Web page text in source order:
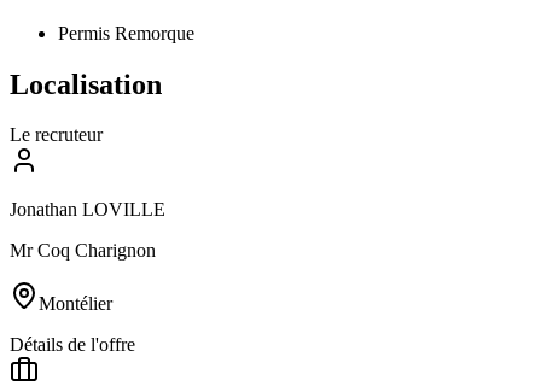
Permis Remorque
Localisation
Le recruteur
Jonathan LOVILLE
Mr Coq Charignon
Montélier
Détails de l'offre